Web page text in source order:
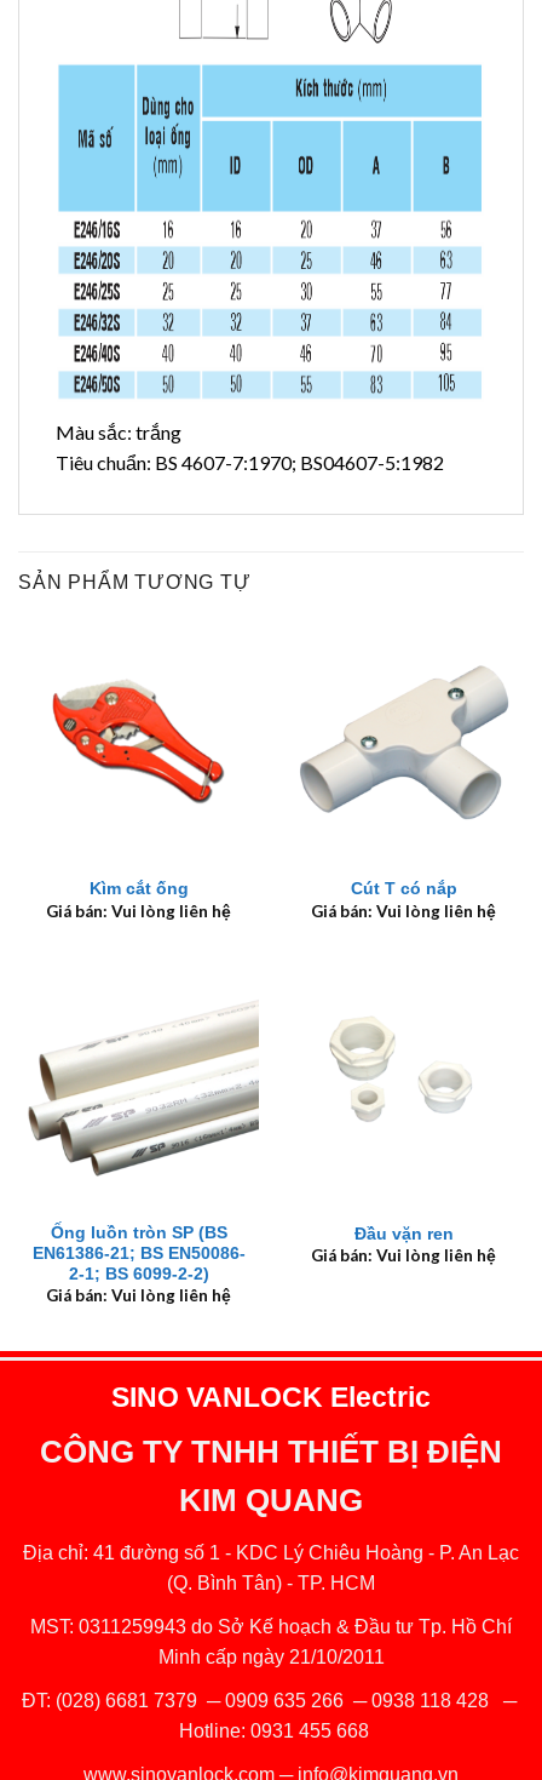
Màu sắc: trắng
Tiêu chuẩn: BS 4607-7:1970; BS04607-5:1982
SẢN PHẨM TƯƠNG TỰ
Kìm cắt ống
Giá bán: Vui lòng liên hệ
Cút T có nắp
Giá bán: Vui lòng liên hệ
Ống luồn tròn SP (BS
EN61386-21; BS EN50086-
2-1; BS 6099-2-2)
Giá bán: Vui lòng liên hệ
Đầu vặn ren
Giá bán: Vui lòng liên hệ
SINO VANLOCK Electric
CÔNG TY TNHH THIẾT BỊ ĐIỆN
KIM QUANG
Địa chỉ: 41 đường số 1 - KDC Lý Chiêu Hoàng - P. An Lạc
(Q. Bình Tân) - TP. HCM
MST: 0311259943 do Sở Kế hoạch & Đầu tư Tp. Hồ Chí
Minh cấp ngày 21/10/2011
ĐT: (028) 6681 7379 ─0909 635 266─0938 118 428─
Hotline: 0931 455 668
www.sinovanlock.com ─ info@kimquang.vn